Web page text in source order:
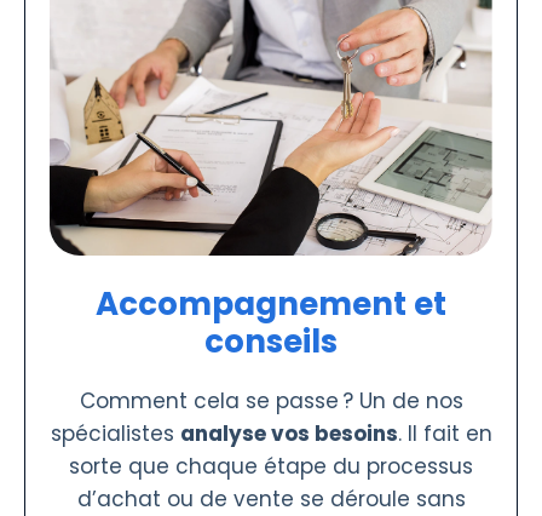
Accompagnement et
conseils
Comment cela se passe ? Un de nos
spécialistes analyse vos besoins. Il fait en
sorte que chaque étape du processus
d’achat ou de vente se déroule sans